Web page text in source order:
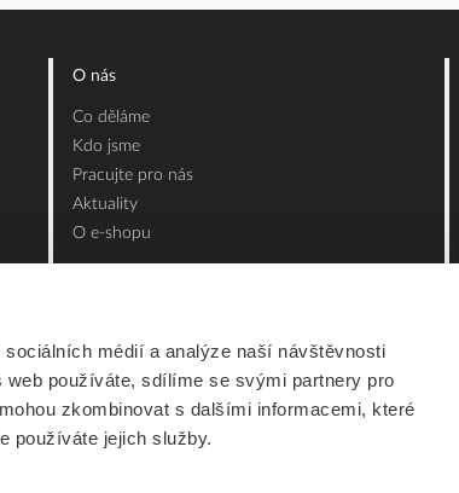
médií a analýze naší návštěvnosti
používáte, sdílíme se svými partnery pro
zkombinovat s dalšími informacemi, které
používáte jejich služby.
O nás
Co děláme
Kdo jsme
Pracujte pro nás
Aktuality
O e-shopu